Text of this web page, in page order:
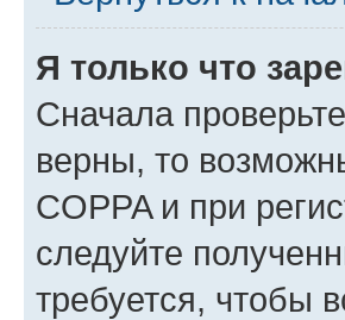
Я только что
Сначала
верны, то
COPPA и при
следуйте
требуется, чтобы